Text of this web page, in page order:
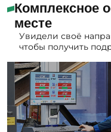
Комплексное
месте
Увидели своё
чтобы получить